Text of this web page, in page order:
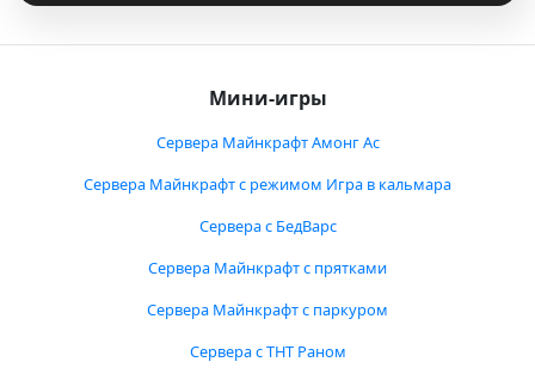
Мини-игры
Сервера Майнкрафт Амонг Ас
Сервера Майнкрафт с режимом Игра в кальмара
Сервера с БедВарс
Сервера Майнкрафт с прятками
Сервера Майнкрафт с паркуром
Сервера с ТНТ Раном